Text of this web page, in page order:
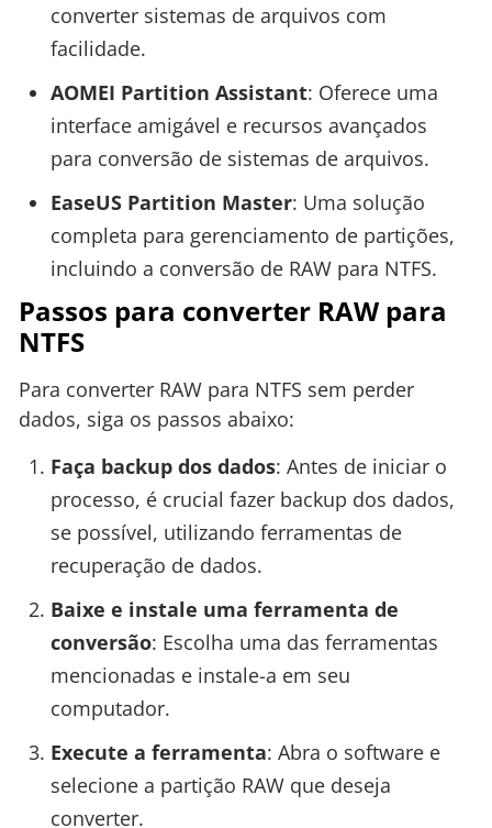
converter sistemas de arquivos com
facilidade.
AOMEI Partition Assistant: Oferece uma
interface amigável e recursos avançados
para conversão de sistemas de arquivos.
EaseUS Partition Master: Uma solução
completa para gerenciamento de partições,
incluindo a conversão de RAW para NTFS.
Passos para converter RAW para
NTFS
Para converter RAW para NTFS sem perder
dados, siga os passos abaixo:
Faça backup dos dados: Antes de iniciar o
processo, é crucial fazer backup dos dados,
se possível, utilizando ferramentas de
recuperação de dados.
Baixe e instale uma ferramenta de
conversão: Escolha uma das ferramentas
mencionadas e instale-a em seu
computador.
Execute a ferramenta: Abra o software e
selecione a partição RAW que deseja
converter.